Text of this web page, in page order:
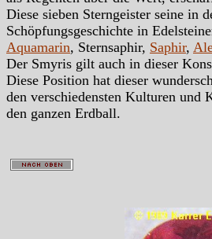
Diese sieben Sterngeister seine in
Schöpfungsgeschichte in
Aquamarin, Sternsaphir, Saphir,
Der Smyris gilt auch in dieser
Diese Position hat dieser
den verschiedensten Kulturen und
den ganzen Erdball.